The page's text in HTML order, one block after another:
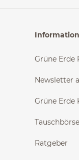
Grüne Erde
Newsletter
Grüne Erde
Tauschbörse
Ratgeber